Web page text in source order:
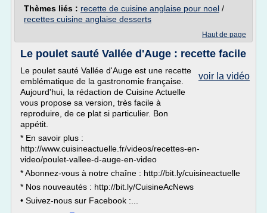
Thèmes liés : recette de cuisine anglaise pour noel /
recettes cuisine anglaise desserts
Haut de page
Le poulet sauté Vallée d'Auge : recette facile
voir la vidéo
Le poulet sauté Vallée d'Auge est une recette
emblématique de la gastronomie française.
Aujourd'hui, la rédaction de Cuisine Actuelle
vous propose sa version, très facile à
reproduire, de ce plat si particulier. Bon
appétit.
* En savoir plus :
http://www.cuisineactuelle.fr/videos/recettes-en-
video/poulet-vallee-d-auge-en-video
* Abonnez-vous à notre chaîne : http://bit.ly/cuisineactuelle
* Nos nouveautés : http://bit.ly/CuisineAcNews
• Suivez-nous sur Facebook :...